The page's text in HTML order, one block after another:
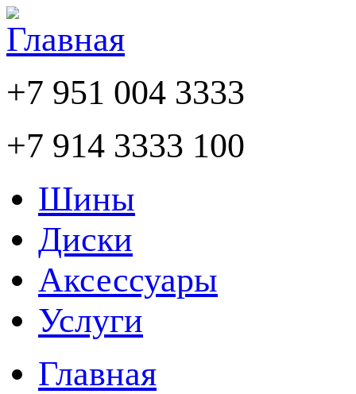
+7 951 004 3333
+7 914 3333 100
Шины
Диски
Аксессуары
Услуги
Главная